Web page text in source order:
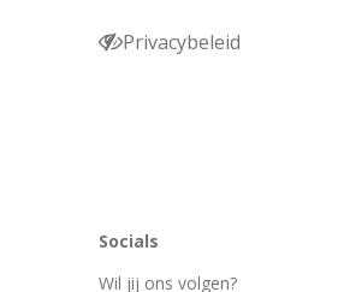
Privacybeleid
Socials
Wil jij ons volgen?